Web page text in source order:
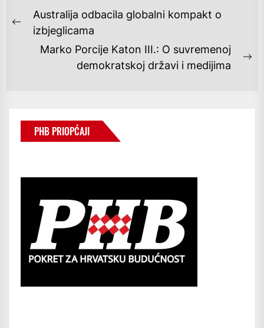
NAVIGACIJA
OBJAVA
Previous
Australija odbacila globalni kompakt o
izbjeglicama
Marko Porcije Katon III.: O suvremenoj
demokratskoj državi i medijima
PHB PRIOPĆAJI